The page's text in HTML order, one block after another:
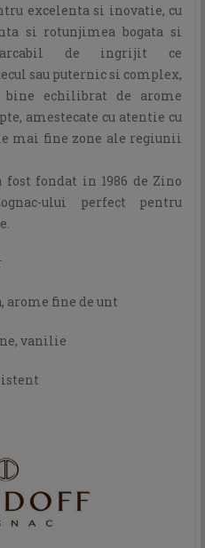
excelenta si inovatie, cu
si rotunjimea bogata si
de ingrijit ce
sau puternic si complex,
echilibrat de arome
amestecate cu atentie cu
mai fine zone ale regiunii
fost fondat in 1986 de Zino
ului perfect pentru
arome fine de unt
vanilie